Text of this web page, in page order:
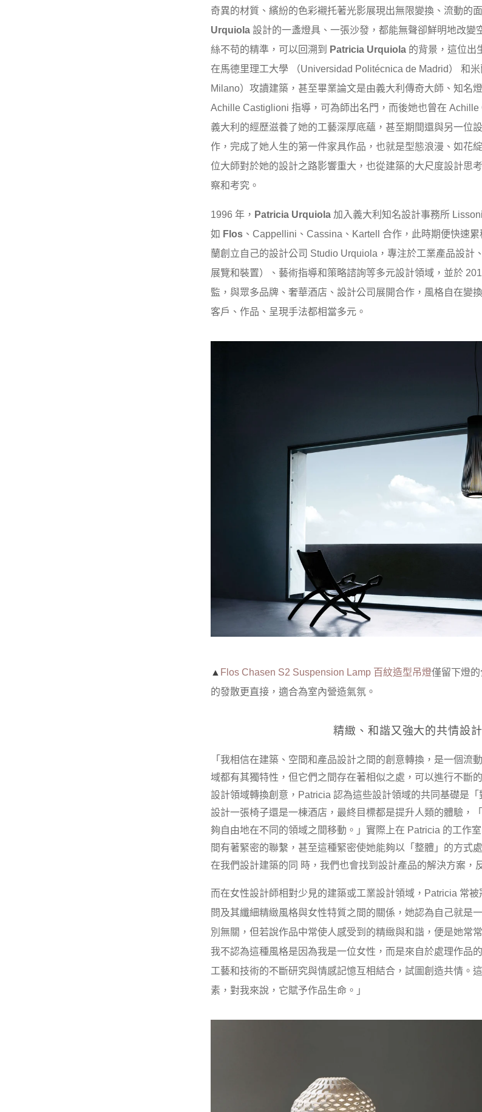
奇異的材質、繽紛的色彩襯托著光影展現出無限變換、流動的
Urquiola 設計的一盞燈具、一張沙發，都能無聲卻鮮明地改變
絲不苟的精準，可以回溯到
Patricia Urquiola 的背景，這位出
在馬德里理工大學 （Universidad Politécnica de Madrid） 和
Milano）攻讀建築，甚至畢業論文是由義大利傳奇大師、知名
Achille Castiglioni 指導，可為師出名門，而後她也曾在
義大利的經歷滋養了她的工藝深厚底蘊，甚至期間還與另一位
作，完成了她人生的第一件家具作品，也就是型態浪漫、如花
位大師對於她的設計之路影響重大，也從建築的大尺度設計思
察和考究。
1996 年， Patricia Urquiola 加入義大利知名設計事務所
如 Flos 、Cappellini、Cassina、Kartell 合作，此時期便快速
蘭創立自己的設計公司 Studio Urquiola，專注於工業產品設計
展覽和裝置）、藝術指導和策略諮詢等多元設計領域，並於
監，與眾多品牌、奢華酒店、設計公司展開合作，風格自在變
客戶、作品、呈現手法都相當多元。
▲ Flos Chasen S2 Suspension Lamp 百紋造型吊燈僅留下燈
的發散更直接，適合為室內營造氣氛。
精緻、和諧又強大的共情設計
「我相信在建築、空間和產品設計之間的創意轉換，是一個流
域都有其獨特性，但它們之間存在著相似之處，可以進行不斷
設計領域轉換創意，Patricia 認為這些設計領域的共同基礎是
設計一張椅子還是一棟酒店，最終目標都是提升人類的體驗，
夠自由地在不同的領域之間移動。」實際上在 Patricia 的工作
間有著緊密的聯繫，甚至這種緊密使她能夠以「整體」的方式
在我們設計建築的同 時，我們也會找到設計產品的解決方案，
而在女性設計師相對少見的建築或工業設計領域，Patricia 常
問及其纖細精緻風格與女性特質之間的關係，她認為自己就是
別無關，但若說作品中常使人感受到的精緻與和諧，便是她常
我不認為這種風格是因為我是一位女性，而是來自於處理作品
工藝和技術的不斷研究與情感記憶互相結合，試圖創造共情。
素，對我來說，它賦予作品生命。」